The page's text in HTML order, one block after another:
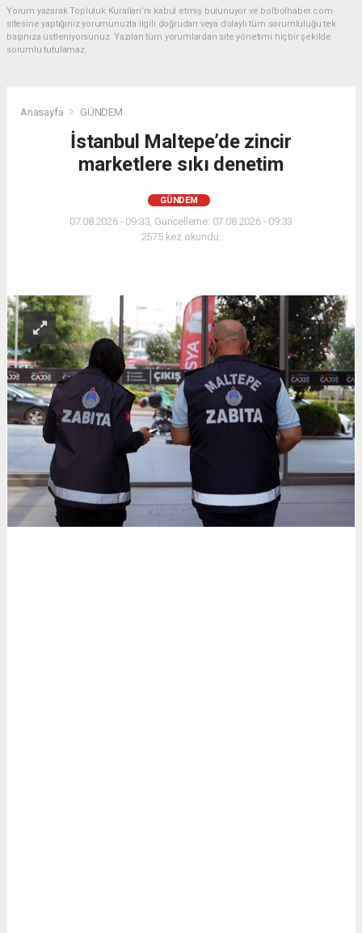
Yorum yazarak Topluluk Kuralları’nı kabul etmiş bulunuyor ve bolbolhaber.com
sitesine yaptığınız yorumunuzla ilgili doğrudan veya dolaylı tüm sorumluluğu tek
başınıza üstleniyorsunuz. Yazılan tüm yorumlardan site yönetimi hiçbir şekilde
sorumlu tutulamaz.
Anasayfa GÜNDEM
İstanbul Maltepe’de zincir
marketlere sıkı denetim
GÜNDEM
07.08.2026 - 09:33, Güncelleme: 07.08.2026 - 09:33
2575 kez okundu.